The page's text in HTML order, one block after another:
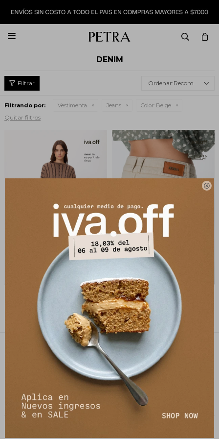


DENIM
Recomendados
Filtrando por: Vestimenta Jeans Color: Beige
Quitar filtros
Jean Urix - Beige Jean Rambla - Beige
$ 5.730
PETRA STORE
27141061 - 099 747 832
21 de setiembre 2895, Montevideo
shop@petrastore.com.uy
De lunes a sábados de 11 a 20hs